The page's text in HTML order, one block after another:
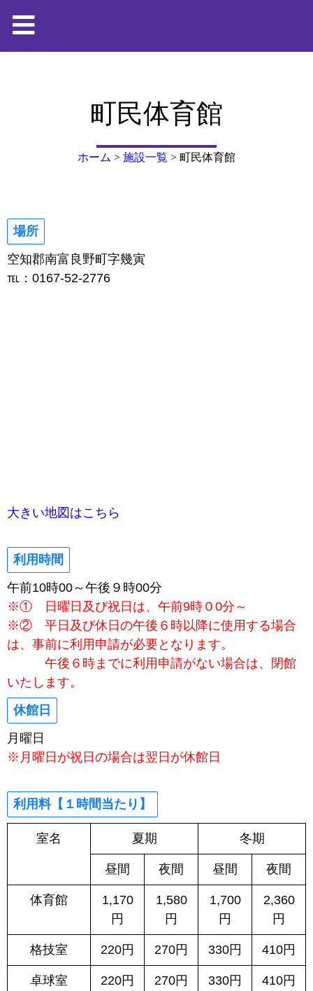
町民体育館
ホーム > 施設一覧 > 町民体育館
場所
空知郡南富良野町字幾寅
℡：0167-52-2776
大きい地図はこちら
利用時間
午前10時00～午後９時00分
※① 日曜日及び祝日は、午前9時０0分～
※② 平日及び休日の午後６時以降に使用する場合
は、事前に利用申請が必要となります。
午後６時までに利用申請がない場合は、閉館
いたします。
休館日
月曜日
※月曜日が祝日の場合は翌日が休館日
利用料【１時間当たり】
室名 夏期 冬期
昼間 夜間 昼間 夜間
体育館
1,170
円
1,580
円
1,700
円
2,360
円
格技室 220円 270円 330円 410円
卓球室 220円 270円 330円 410円